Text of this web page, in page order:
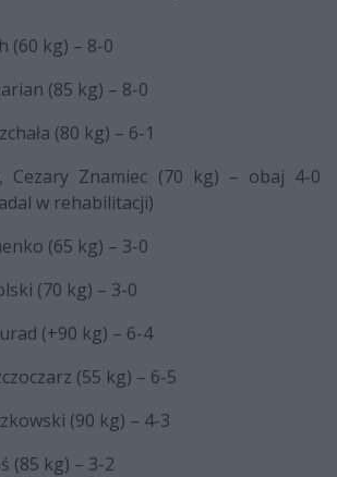
(60 kg) – 8-0
(85 kg) – 8-0
(80 kg) – 6-1
Cezary Znamiec (70 kg) – obaj 4-0
w rehabilitacji)
(65 kg) – 3-0
(70 kg) – 3-0
(+90 kg) – 6-4
(55 kg) – 6-5
(90 kg) – 4-3
(85 kg) – 3-2